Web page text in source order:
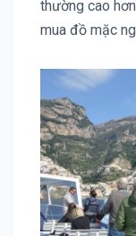
thường cao
mua đồ mặc